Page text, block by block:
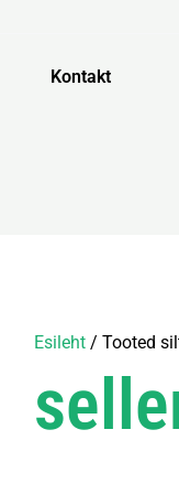
Kontakt
Esileht/ Tooted